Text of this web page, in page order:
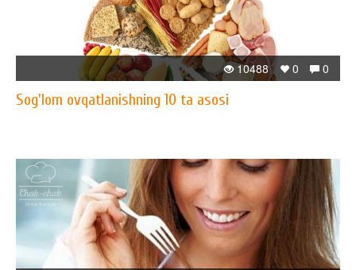
0
0
10488
Sog'lom ovqatlanishning 10 ta asosi